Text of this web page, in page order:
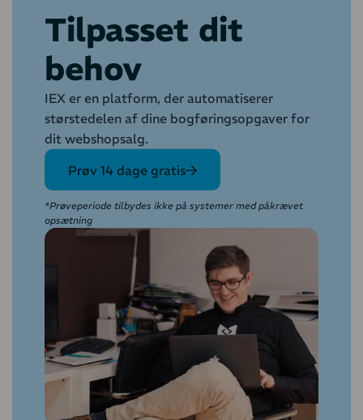
Tilpasset dit
behov
IEX er en platform, der automatiserer
størstedelen af dine bogføringsopgaver for
dit webshopsalg.
Prøv 14 dage gratis
*Prøveperiode tilbydes ikke på systemer med påkrævet
opsætning